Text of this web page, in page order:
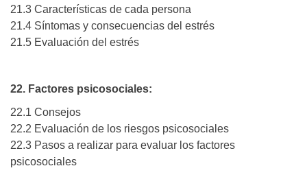
21.3 Características de cada persona
21.4 Síntomas y consecuencias del estrés
21.5 Evaluación del estrés
22. Factores psicosociales:
22.1 Consejos
22.2 Evaluación de los riesgos psicosociales
22.3 Pasos a realizar para evaluar los factores
psicosociales